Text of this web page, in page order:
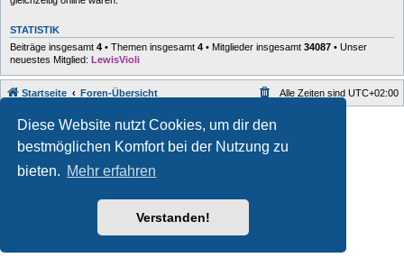
Diese Website nutzt Cookies, um dir den
bestmöglichen Komfort bei der Nutzung zu
bieten. Mehr erfahren
Verstanden!
STATISTIK
Beiträge insgesamt 4 • Themen insgesamt 4 • Mitglieder insgesamt 34087 • Unser
neuestes Mitglied: LewisVioli
Startseite Foren-Übersicht Alle Zeiten sind UTC+02:00
Style developer by forum ,
Powered byphpBB ® Forum Software © phpBB Limited
Deutsche Übersetzung durchphpBB.de
Datenschutz